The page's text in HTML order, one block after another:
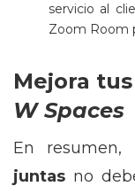
servicio al
Zoom Room
Mejora
W Spaces
En
juntas no